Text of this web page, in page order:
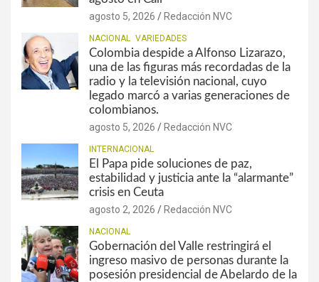
agosto 5, 2026 Redacción NVC
NACIONAL VARIEDADES
Colombia despide a Alfonso Lizarazo,
una de las figuras más recordadas de la
radio y la televisión nacional, cuyo
legado marcó a varias generaciones de
colombianos.
agosto 5, 2026 Redacción NVC
INTERNACIONAL
El Papa pide soluciones de paz,
estabilidad y justicia ante la “alarmante”
crisis en Ceuta
agosto 2, 2026 Redacción NVC
NACIONAL
Gobernación del Valle restringirá el
ingreso masivo de personas durante la
posesión presidencial de Abelardo de la